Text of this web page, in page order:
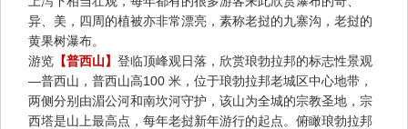
异、美，四周的植被亦非常漂亮，素称老挝的九寨沟，老挝的
黄果树瀑布。
游览 【普西山】 登临顶峰观日落，欣赏琅勃拉邦的标志性景观
—普西山，普西山高100 米，位于琅勃拉邦老城区中心地带，
两侧分别由湄公河和南坎河守护，该山为全城的宗教圣地，宗
西塔是山上最高点，每年老挝新年游行的起点。俯瞰琅勃拉邦